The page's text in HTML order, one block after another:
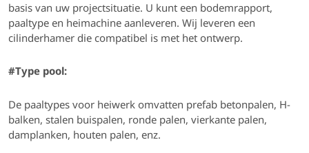
basis van uw projectsituatie. U kunt een bodemrapport,
paaltype en heimachine aanleveren. Wij leveren een
cilinderhamer die compatibel is met het ontwerp.
#Type pool:
De paaltypes voor heiwerk omvatten prefab betonpalen, H-
balken, stalen buispalen, ronde palen, vierkante palen,
damplanken, houten palen, enz.